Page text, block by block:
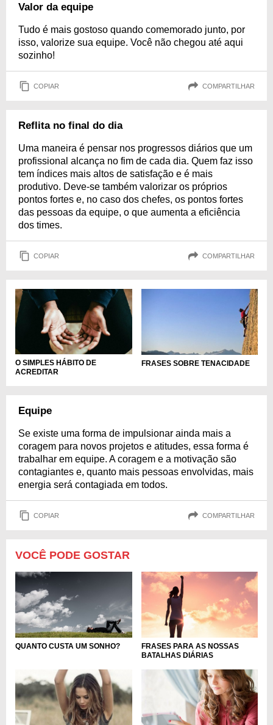
Valor da equipe
Tudo é mais gostoso quando comemorado junto, por
isso, valorize sua equipe. Você não chegou até aqui
sozinho!
COPIAR COMPARTILHAR
Reflita no final do dia
Uma maneira é pensar nos progressos diários que um
profissional alcança no fim de cada dia. Quem faz isso
tem índices mais altos de satisfação e é mais
produtivo. Deve-se também valorizar os próprios
pontos fortes e, no caso dos chefes, os pontos fortes
das pessoas da equipe, o que aumenta a eficiência
dos times.
COPIAR COMPARTILHAR
O SIMPLES HÁBITO DE
ACREDITAR
FRASES SOBRE TENACIDADE
Equipe
Se existe uma forma de impulsionar ainda mais a
coragem para novos projetos e atitudes, essa forma é
trabalhar em equipe. A coragem e a motivação são
contagiantes e, quanto mais pessoas envolvidas, mais
energia será contagiada em todos.
COPIAR COMPARTILHAR
VOCÊ PODE GOSTAR
QUANTO CUSTA UM SONHO?
FRASES PARA AS NOSSAS
BATALHAS DIÁRIAS